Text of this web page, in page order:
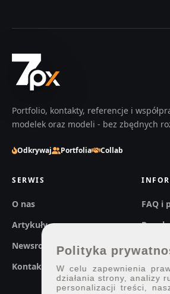
Portfolio, kontakty, referencje i
modelek oraz modeli - bez zbędnych
Odkrywaj Portfolia Collab
SERWIS
O nas
Artykuły
Newsroom
Kontakt
FAQ i
Polityka
W celu zapewnienia
działania strony, analizy
personalizacji treści,